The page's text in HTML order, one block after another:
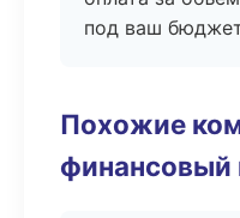
под ваш
Похожие
финансовый